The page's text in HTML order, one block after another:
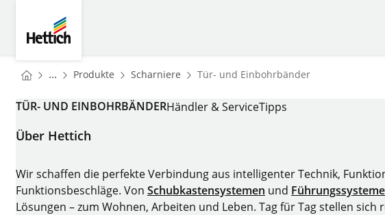
You are here:
Startseite
... Produkte Startseite
Scharniere Startseite
Tür- und Einbohrbänder
TÜR- UND EINBOHRBÄNDERHändler & ServiceTipps
Über Hettich
Wir schaffen die perfekte Verbindung aus intelligenter Technik,
Funktionsbeschläge. Von Schubkastensystemen und
Lösungen – zum Wohnen, Arbeiten und Leben. Tag für Tag stellen